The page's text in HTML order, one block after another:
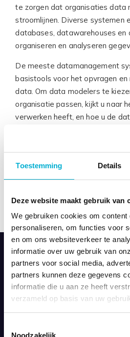
Toestemming Details
Deze website maakt gebruik van
We gebruiken cookies om content
personaliseren, om functies voor
en om ons websiteverkeer te
informatie over uw gebruik van
partners voor social media,
partners kunnen deze gegevens
informatie die u aan ze heeft
verzameld op basis van uw
Noodzakelijk
te zorgen dat organisaties data
stroomlijnen. Diverse systemen
databases, datawarehouses en
organiseren en analyseren
De meeste datamanagement
basistools voor het opvragen
data. Om data modelers te
organisatie passen, kijkt u naar
verwerken heeft, en hoe u de
Voor gestructureerde gegevens
databases zoals MySQL vaak
databases passen beter bij
flexibiliteit.